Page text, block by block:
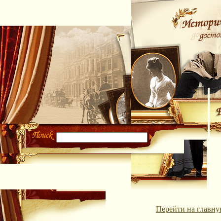
Перейти на